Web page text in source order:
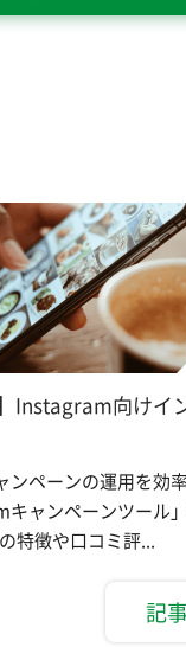
】Instagram向けイ
ンペーンの運用を効
キャンペーンツール
特徴や口コミ評...
記